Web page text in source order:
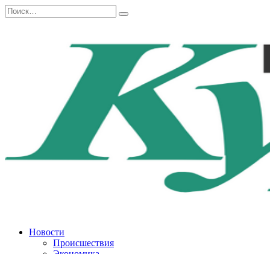
Перейти
к
Search
for:
Новости
Происшествия